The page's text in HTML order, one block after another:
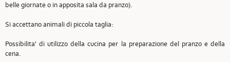
belle giornate o in apposita sala da pranzo).
Si accettano animali di piccola taglia:
Possibilita' di utilizzo della cucina per la preparazione del pranzo e della
cena.